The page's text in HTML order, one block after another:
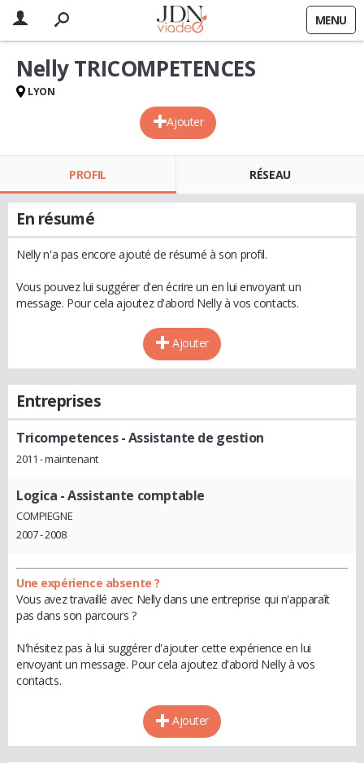
MENU
Ajouter
Nelly TRICOMPETENCES
LYON
PROFIL RÉSEAU
En résumé
Nelly n'a pas encore ajouté de résumé à son profil.
Vous pouvez lui suggérer d'en écrire un en lui envoyant un
message. Pour cela ajoutez d'abord Nelly à vos contacts.
Ajouter
Entreprises
Tricompetences- Assistante de gestion
2011 - maintenant
Logica - Assistante comptable
COMPIEGNE
2007 - 2008
Une expérience absente ?
Vous avez travaillé avec Nelly dans une entreprise qui n'apparaît
pas dans son parcours ?
N'hésitez pas à lui suggérer d'ajouter cette expérience en lui
envoyant un message. Pour cela ajoutez d'abord Nelly à vos
contacts.
Ajouter